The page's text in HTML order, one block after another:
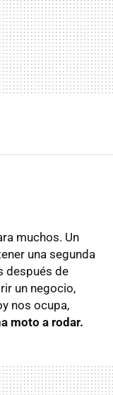
muchos. Un
una segunda
después de
un negocio,
nos ocupa,
moto a rodar.